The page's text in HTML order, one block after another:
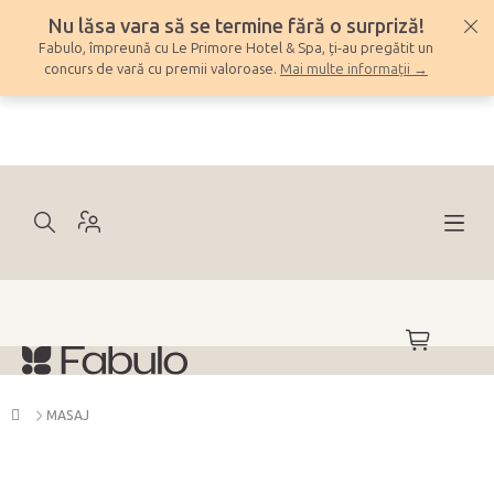
conținut
Nu lăsa vara să se termine fără o surpriză!
Fabulo, împreună cu Le Primore Hotel & Spa, ți-au pregătit un
concurs de vară cu premii valoroase. Mai multe informații →
COŞ
DE
Acasă
MASAJ